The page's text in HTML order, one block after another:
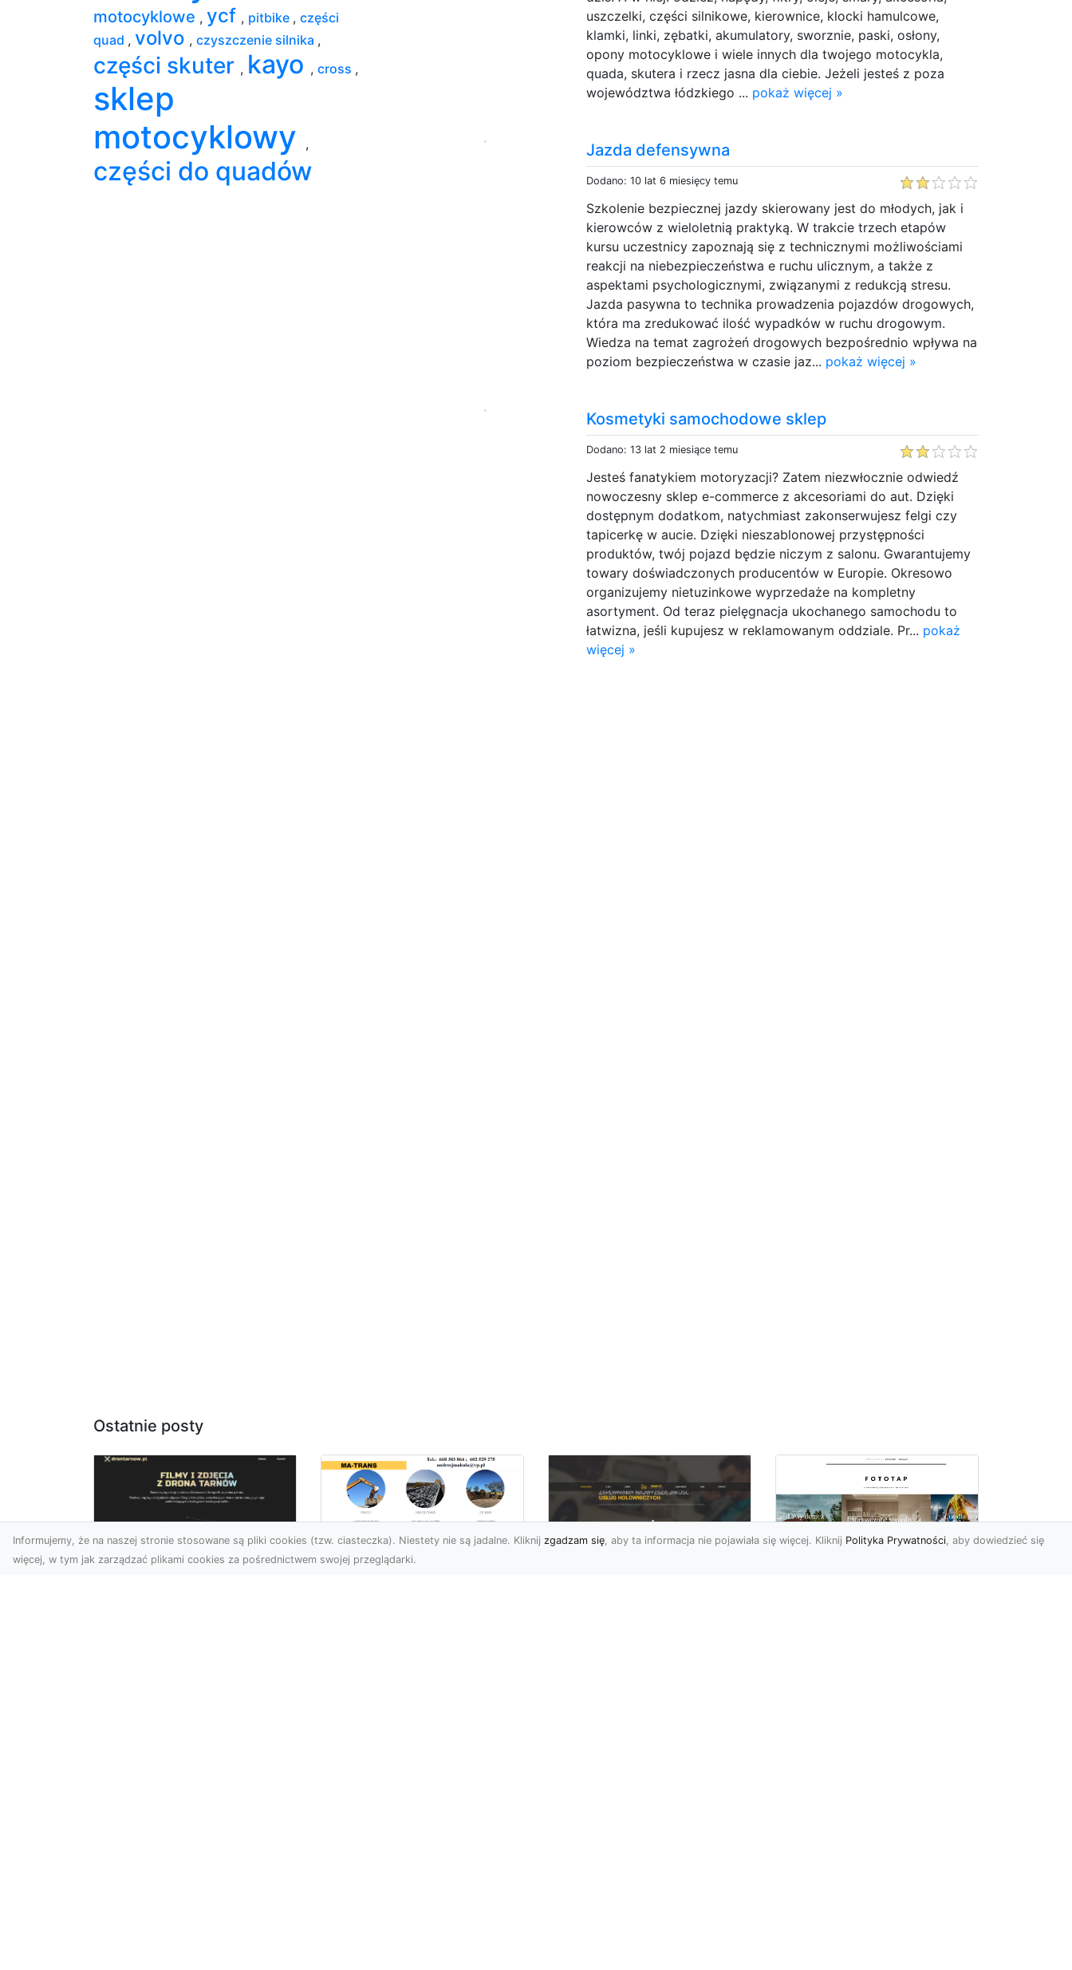
uszczelki, części silnikowe, kierownice, klocki hamulcowe,
klamki, linki, zębatki, akumulatory, sworznie, paski, osłony,
opony motocyklowe i wiele innych dla twojego motocykla,
quada, skutera i rzecz jasna dla ciebie. Jeżeli jesteś z poza
województwa łódzkiego ... pokaż więcej »
Jazda defensywna
Dodano: 10 lat 6 miesięcy temu
Szkolenie bezpiecznej jazdy skierowany jest do młodych, jak i
kierowców z wieloletnią praktyką. W trakcie trzech etapów
kursu uczestnicy zapoznają się z technicznymi możliwościami
reakcji na niebezpieczeństwa e ruchu ulicznym, a także z
aspektami psychologicznymi, związanymi z redukcją stresu.
Jazda pasywna to technika prowadzenia pojazdów drogowych,
która ma zredukować ilość wypadków w ruchu drogowym.
Wiedza na temat zagrożeń drogowych bezpośrednio wpływa na
poziom bezpieczeństwa w czasie jaz... pokaż więcej »
Kosmetyki samochodowe sklep
Dodano: 13 lat 2 miesiące temu
Jesteś fanatykiem motoryzacji? Zatem niezwłocznie odwiedź
nowoczesny sklep e-commerce z akcesoriami do aut. Dzięki
dostępnym dodatkom, natychmiast zakonserwujesz felgi czy
tapicerkę w aucie. Dzięki nieszablonowej przystępności
produktów, twój pojazd będzie niczym z salonu. Gwarantujemy
towary doświadczonych producentów w Europie. Okresowo
organizujemy nietuzinkowe wyprzedaże na kompletny
asortyment. Od teraz pielęgnacja ukochanego samochodu to
łatwizna, jeśli kupujesz w reklamowanym oddziale. Pr... pokaż
więcej »
motocyklowe , ycf , pitbike , części
quad , volvo , czyszczenie silnika ,
części skuter , kayo , cross ,
sklep
motocyklowy
,
części do quadów
Ostatnie posty
Informujemy, że na naszej stronie stosowane są pliki cookies (tzw. ciasteczka). Niestety nie są jadalne. Kliknij zgadzam się, aby ta informacja nie pojawiała się więcej. Kliknij Polityka Prywatności, aby dowiedzieć się
więcej, w tym jak zarządzać plikami cookies za pośrednictwem swojej przeglądarki.